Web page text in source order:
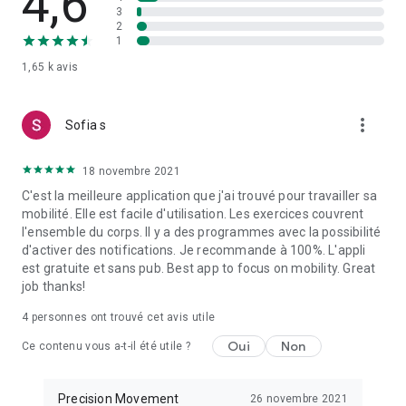
deviennent plus faciles avec la pratique. J'ai l'impression de
m'attaquer enfin aux problèmes de fond et de les corriger.
Avant, je m'étirais jusqu'à la douleur, mais c'est fini. J'ai
trouvé des vidéos sur YouTube, mais l'application est bien
SÉANCES À DOMICILE DE 15 À 20 MINUTES
prennent que 15 à 20 minutes et peuvent être réalisées à la
intégrer à votre quotidien chargé.
« Une application claire et intuitive, très facile à utiliser. Des
instructions exceptionnelles, avec des exercices respectueux
du corps pour améliorer la force, l'amplitude des
mouvements, l'équilibre et le contrôle, et prévenir les
douleurs et les blessures. En tant que médecin spécialisé en
vivement le contenu de Precision Movement. »
1,65 kavis
3
2
1
Sofia s more_vert
18 novembre 2021
C'est la meilleure application que j'ai trouvé pour travailler sa
mobilité. Elle est facile d'utilisation. Les exercices couvrent
l'ensemble du corps. Il y a des programmes avec la possibilité
d'activer des notifications. Je recommande à 100%. L'appli
est gratuite et sans pub. Best app to focus on mobility. Great
job thanks!
4 personnes ont trouvé cet avis utile
Ce contenu vous a-t-il été utile ? Oui Non
Precision Movement 26 novembre 2021